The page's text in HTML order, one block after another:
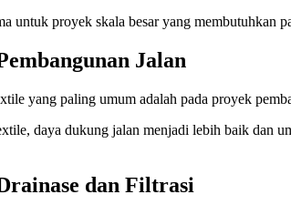
untuk proyek skala besar yang membutuhkan
Jalan
yang paling umum adalah pada proyek
daya dukung jalan menjadi lebih baik dan
dan Filtrasi